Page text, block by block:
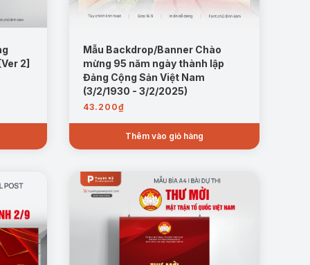
2]
Mẫu Backdrop/Banner Chào
mừng 95 năm ngày thành lập
Đảng Cộng Sản Việt Nam
(3/2/1930 - 3/2/2025)
43.200₫
Thêm vào giỏ hàng